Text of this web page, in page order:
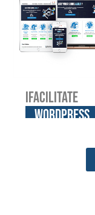
iFacilitate
WordPress